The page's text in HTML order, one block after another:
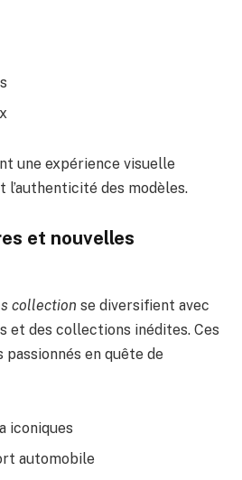
une expérience visuelle
l’authenticité des modèles.
et nouvelles
collection se diversifient avec
et des collections inédites. Ces
en quête de
iconiques
automobile